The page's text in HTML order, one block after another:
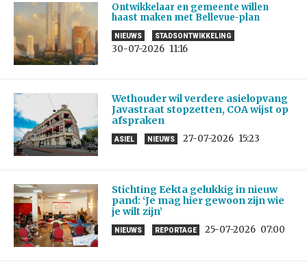
Ontwikkelaar en gemeente willen
haast maken met Bellevue-plan
NIEUWS STADSONTWIKKELING
30-07-2026 11:16
Wethouder wil verdere asielopvang
Javastraat stopzetten, COA wijst op
afspraken
ASIEL NIEUWS 27-07-2026 15:23
Stichting Eekta gelukkig in nieuw
pand: ‘Je mag hier gewoon zijn wie
je wilt zijn’
NIEUWS REPORTAGE 25-07-2026 07:00